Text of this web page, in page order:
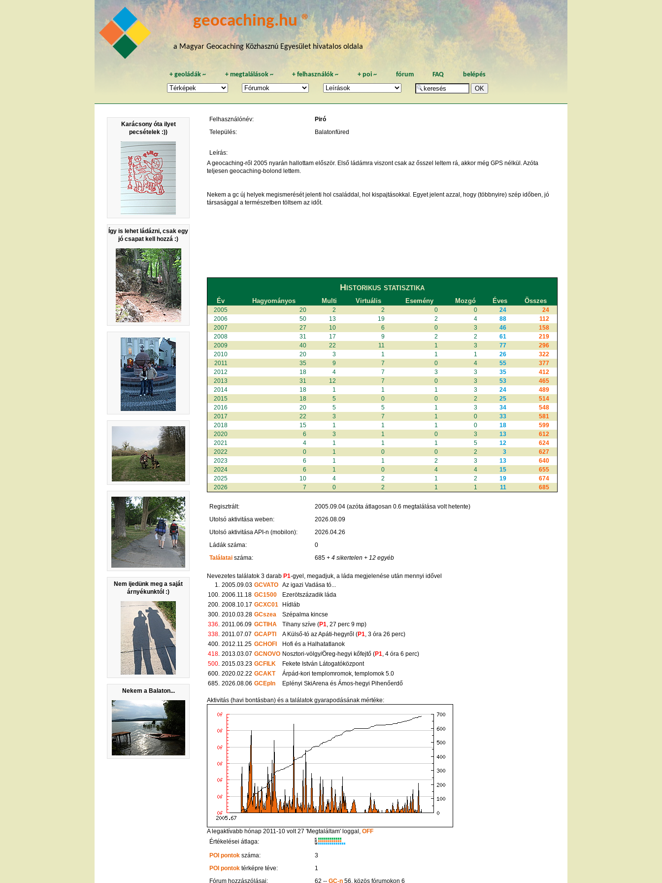
geocaching.hu ®
a Magyar Geocaching Közhasznú Egyesület hivatalos oldala
+geoládák ~ + megtalálások~ +felhasználók ~ + poi~ fórum FAQ belépés
Karácsony óta ilyet
pecsételek :))
Így is lehet ládázni, csak egy
jó csapat kell hozzá :)
Nem ijedünk meg a saját
árnyékunktól :)
Nekem a Balaton...
Felhasználónév:
Piró
Település:
Balatonfüred
Leírás:
A geocaching-ről 2005 nyarán hallottam először. Első ládámra viszont csak az ősszel leltem rá, akkor még GPS nélkül. Azóta
teljesen geocaching-bolond lettem.
Nekem a gc új helyek megismerését jelenti hol családdal, hol kispajtásokkal. Egyet jelent azzal, hogy (többnyire) szép időben, jó
társasággal a természetben töltsem az időt.
Historikus statisztika
Év Hagyományos Multi Virtuális Esemény Mozgó Éves Összes
2005 20 2 2 0 0 24
24
2006
50 13 19 2 4 88
112
2007
27 10 6 0 3 46
158
2008
31 17 9 2 2 61
219
2009
40 22 11 1 3 77
296
2010
20 3 1 1 1 26
322
2011
35 9 7 0 4 55
377
2012
18 4 7 3 3 35
412
2013
31 12 7 0 3 53
465
2014
18 1 1 1 3 24
489
2015
18 5 0 0 2 25
514
2016
20 5 5 1 3 34
548
2017
22 3 7 1 0 33
581
2018
15 1 1 1 0 18
599
2020
6 3 1 0 3 13
612
2021
4 1 1 1 5 12
624
2022
0 1 0 0 2 3
627
2023
6 1 1 2 3 13
640
2024
6 1 0 4 4 15
655
2025
10 4 2 1 2 19
674
2026
7 0 2 1 1 11 685
Regisztrált:
2005.09.04 (azóta átlagosan 0.6 megtalálása volt hetente)
Utolsó aktivitása weben:
2026.08.09
Utolsó aktivitása API-n (mobilon):
2026.04.26
Ládák száma:
0
Találatai száma: 685+ 4 sikertelen + 12 egyéb
Nevezetes találatok 3 darabP1-gyel, megadjuk, a láda megjelenése után mennyi idővel
1.
2005.09.03 GCVATO Az igazi Vadása tó...
100. 2006.11.18 GC1500
Ezerötszázadik láda
200. 2008.10.17 GCXC01
Hídláb
300. 2010.03.28 GCszea
Szépalma kincse
336 2011.06.09 GCTIHA Tihany szíve (P1 , 27 perc 9 mp)
338 2011.07.07 GCAPTI A Külső-tó az Apáti-hegyről (P1 , 3 óra 26 perc)
400. 2012.11.25 GCHOFI
Hofi és a Halhatatlanok
418 2013.03.07 GCNOVO Nosztori-völgy/Öreg-hegyi kőfejtő (P1 , 4 óra 6 perc)
500 2015.03.23 GCFILK
Fekete István Látogatóközpont
600. 2020.02.22 GCAKT
Árpád-kori templomromok, templomok 5.0
685. 2026.08.06 GCEpln Eplényi SkiArena és Ámos-hegyi Pihenőerdő
Aktivitás (havi bontásban) és a találatok gyarapodásának mértéke:
A legaktívabb hónap 2011-10 volt 27 'Megtaláltam' loggal,OFF
Értékelései átlaga:
K
R
W
POI pontok száma:
3
POI pontok térképre téve:
1
Fórum hozzászólásai:
62 -- GC-n56, közös fórumokon 6